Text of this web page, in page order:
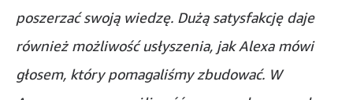
poszerzać swoją wiedzę. Dużą satysfakcję daje
również możliwość usłyszenia, jak Alexa mówi
głosem, który pomagaliśmy zbudować. W